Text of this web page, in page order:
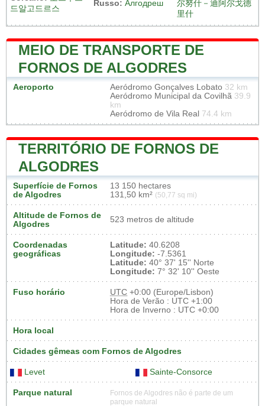
드알고드르스
Russo: Алгодреш
尔努什－迪阿尔戈德
里什
MEIO DE TRANSPORTE DE
FORNOS DE ALGODRES
Aeroporto Aeródromo Gonçalves Lobato 32 km
Aeródromo Municipal da Covilhã 39.9
km
Aeródromo de Vila Real 74.4 km
TERRITÓRIO DE FORNOS DE
ALGODRES
Superfície de Fornos
de Algodres
13 150 hectares
131,50 km² (50,77 sq mi)
Altitude de Fornos de
Algodres
523 metros de altitude
Coordenadas
geográficas
Latitude: 40.6208
Longitude: -7.5361
Latitude: 40° 37' 15'' Norte
Longitude: 7° 32' 10'' Oeste
Fuso horário UTC +0:00 (Europe/Lisbon)
Hora de Verão : UTC +1:00
Hora de Inverno : UTC +0:00
Hora local
Cidades gêmeas com Fornos de Algodres
Levet Sainte-Consorce
Parque natural
Fornos de Algodres não é parte de um
parque natural